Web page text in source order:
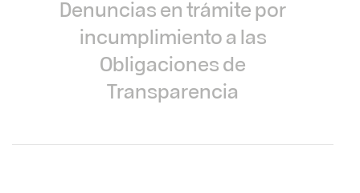
Denuncias en trámite por
incumplimiento a las
Obligaciones de
Transparencia